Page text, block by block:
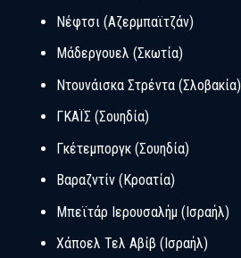
Νέφτσι (Αζερμπαϊτζάν)
Μάδεργουελ (Σκωτία)
Ντουνάισκα Στρέντα (Σλοβακία)
ΓΚΑΪΣ (Σουηδία)
Γκέτεμποργκ (Σουηδία)
Βαραζντίν (Κροατία)
Μπεϊτάρ Ιερουσαλήμ (Ισραήλ)
Χάποελ Τελ Αβίβ (Ισραήλ)